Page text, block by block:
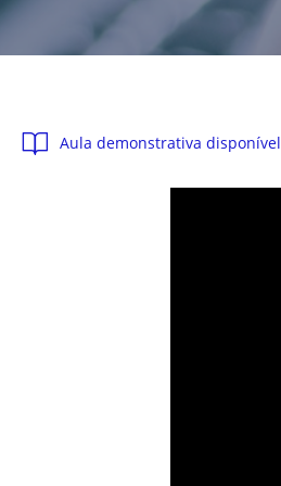
Aula demonstrativa disponível